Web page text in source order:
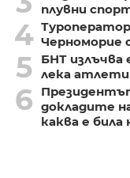
плувни
4 Черноморие
5
БНТ
лека
6 докладите
каква е била